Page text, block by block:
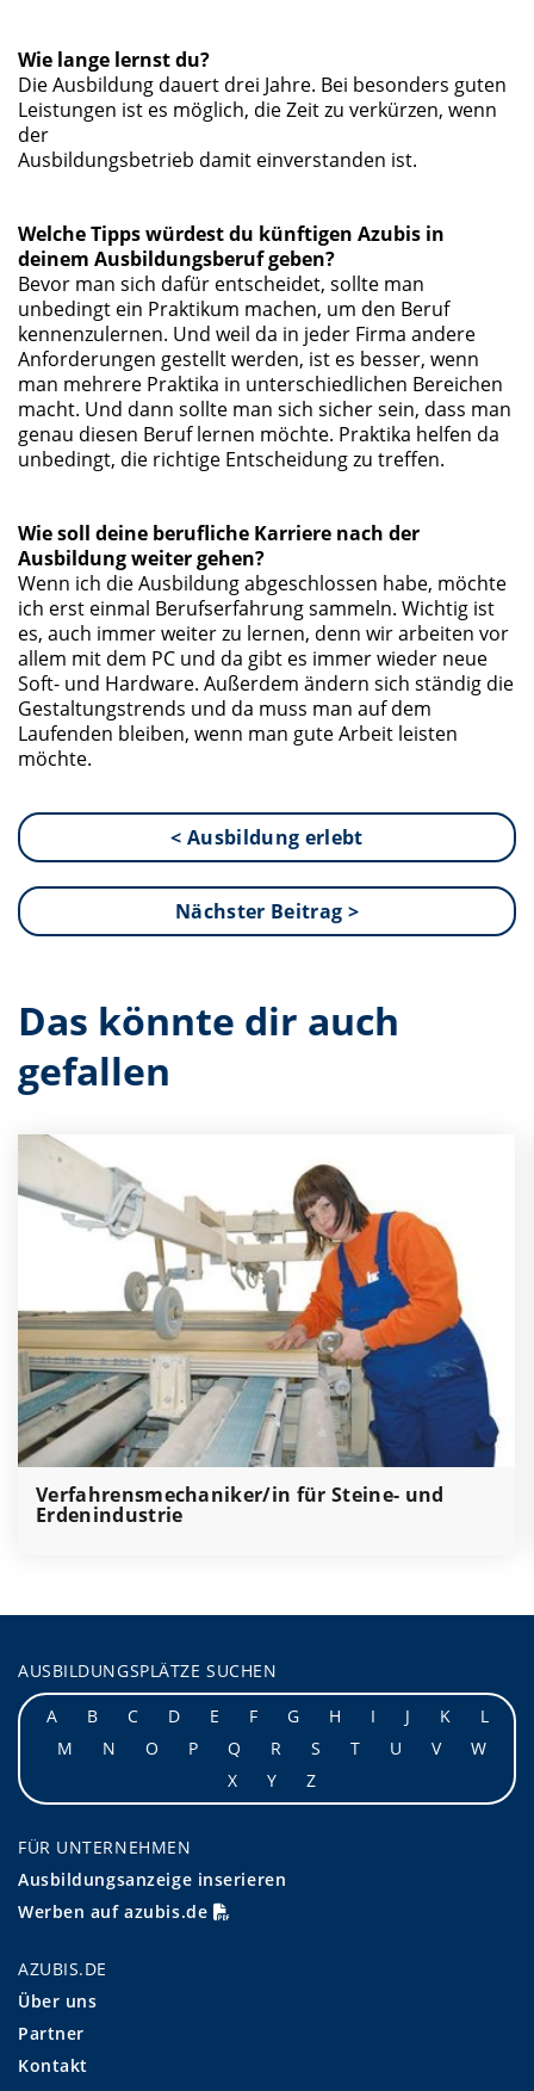
Wie lange lernst du?
Die Ausbildung dauert drei Jahre. Bei besonders guten
Leistungen ist es möglich, die Zeit zu verkürzen, wenn
der
Ausbildungsbetrieb damit einverstanden ist.
Welche Tipps würdest du künftigen Azubis in
deinem Ausbildungsberuf geben?
Bevor man sich dafür entscheidet, sollte man
unbedingt ein Praktikum machen, um den Beruf
kennenzulernen. Und weil da in jeder Firma andere
Anforderungen gestellt werden, ist es besser, wenn
man mehrere Praktika in unterschiedlichen Bereichen
macht. Und dann sollte man sich sicher sein, dass man
genau diesen Beruf lernen möchte. Praktika helfen da
unbedingt, die richtige Entscheidung zu treffen.
Wie soll deine berufliche Karriere nach der
Ausbildung weiter gehen?
Wenn ich die Ausbildung abgeschlossen habe, möchte
ich erst einmal Berufserfahrung sammeln. Wichtig ist
es, auch immer weiter zu lernen, denn wir arbeiten vor
allem mit dem PC und da gibt es immer wieder neue
Soft- und Hardware. Außerdem ändern sich ständig die
Gestaltungstrends und da muss man auf dem
Laufenden bleiben, wenn man gute Arbeit leisten
möchte.
< Ausbildung erlebt
Nächster Beitrag >
Das könnte dir auch
gefallen
Verfahrensmechaniker/in für Steine- und
Erdenindustrie
AUSBILDUNGSPLÄTZE SUCHEN
A
B C D E F G H I J K
L
M
N O P Q R S T U V
W
X
Y Z
FÜR UNTERNEHMEN
Ausbildungsanzeige inserieren
Werben auf azubis.de
AZUBIS.DE
Über uns
Partner
Kontakt